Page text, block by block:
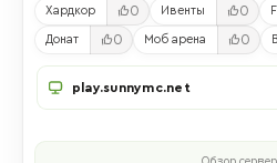
Хардкор 0 Ивенты 0
Донат 0 Моб арена 0
play.sunnymc.net